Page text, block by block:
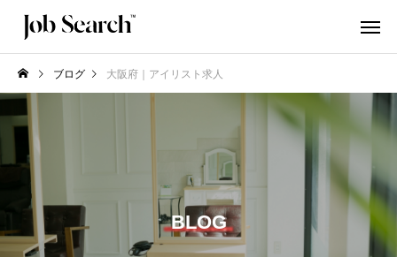
ブログ 大阪府｜アイリスト求人
BLOG